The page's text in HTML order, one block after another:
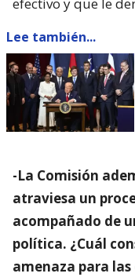
efectivo y que le
Lee también...
-La Comisión
atraviesa un
acompañado de
política. ¿Cuál
amenaza para